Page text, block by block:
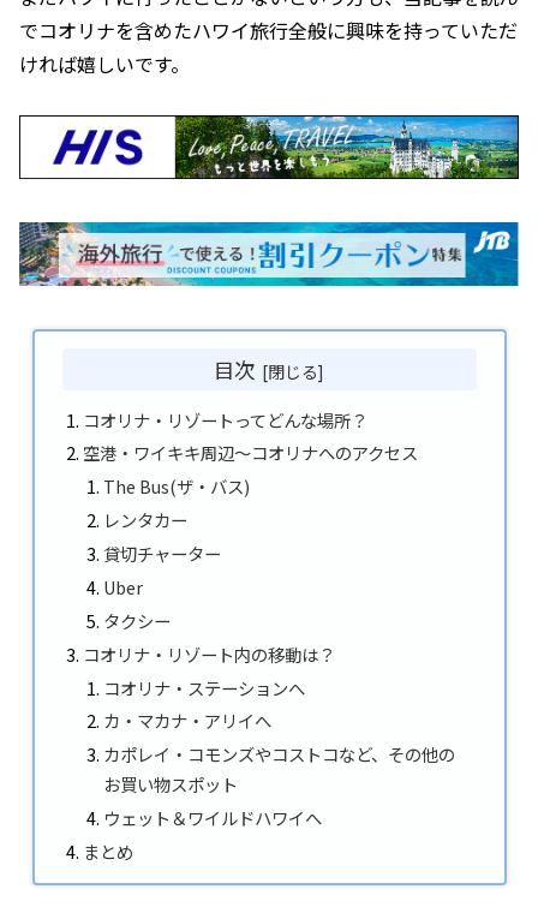
でコオリナを含めたハワイ旅行全般に興味を持っていただ
ければ嬉しいです。
目次
コオリナ・リゾートってどんな場所？
空港・ワイキキ周辺～コオリナへのアクセス
The Bus(ザ・バス)
レンタカー
貸切チャーター
Uber
タクシー
コオリナ・リゾート内の移動は？
コオリナ・ステーションへ
カ・マカナ・アリイへ
カポレイ・コモンズやコストコなど、その他の
お買い物スポット
ウェット＆ワイルドハワイへ
まとめ